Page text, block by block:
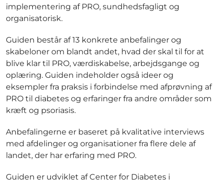
implementering af PRO, sundhedsfagligt og
organisatorisk.
Guiden består af 13 konkrete anbefalinger og
skabeloner om blandt andet, hvad der skal til for at
blive klar til PRO, værdiskabelse, arbejdsgange og
oplæring. Guiden indeholder også ideer og
eksempler fra praksis i forbindelse med afprøvning af
PRO til diabetes og erfaringer fra andre områder som
kræft og psoriasis.
Anbefalingerne er baseret på kvalitative interviews
med afdelinger og organisationer fra flere dele af
landet, der har erfaring med PRO.
Guiden er udviklet af Center for Diabetes i